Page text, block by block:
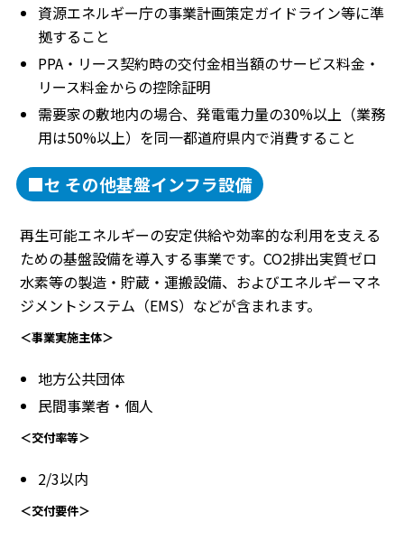
資源エネルギー庁の事業計画策定ガイドライン等に準
拠すること
PPA・リース契約時の交付金相当額のサービス料金・
リース料金からの控除証明
需要家の敷地内の場合、発電電力量の30%以上（業務
用は50%以上）を同一都道府県内で消費すること
■セ その他基盤インフラ設備
再生可能エネルギーの安定供給や効率的な利用を支える
ための基盤設備を導入する事業です。CO2排出実質ゼロ
水素等の製造・貯蔵・運搬設備、およびエネルギーマネ
ジメントシステム（EMS）などが含まれます。
＜事業実施主体＞
地方公共団体
民間事業者・個人
＜交付率等＞
2/3以内
＜交付要件＞